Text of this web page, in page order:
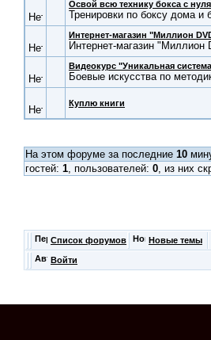
Освой всю технику бокса с
Тренировки по боксу дома и
Интернет-магазин "Миллион
Интернет-магазин "Миллион
Видеокурс "Уникальная
Боевые искусства по
Куплю книги
На этом форуме за последние 10
гостей: 1, пользователей: 0, из них
Список форумов Новые темы
Войти